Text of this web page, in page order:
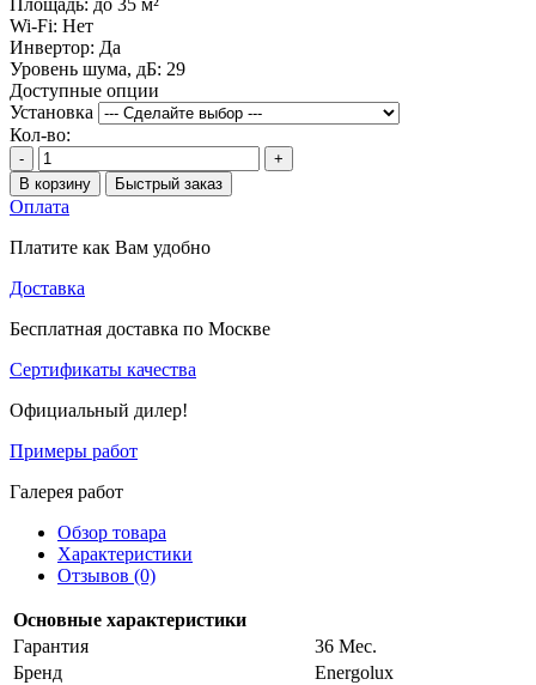
Площадь: до 35 м²
Wi-Fi: Нет
Инвертор: Да
Уровень шума, дБ: 29
Доступные опции
Установка
Кол-во:
-
+
В корзину
Быстрый заказ
Оплата
Платите как Вам удобно
Доставка
Бесплатная доставка по Москве
Сертификаты качества
Официальный дилер!
Примеры работ
Галерея работ
Обзор товара
Характеристики
Отзывов (0)
Основные характеристики
Гарантия
36 Мес.
Бренд
Energolux